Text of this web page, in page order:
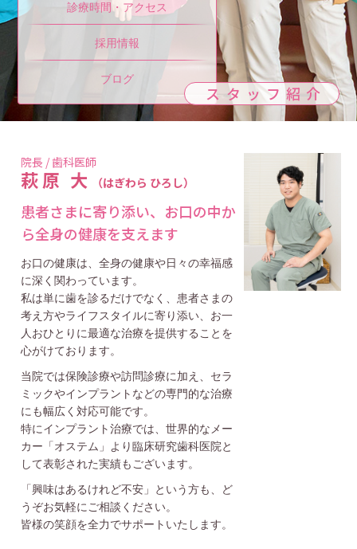
診療時間・アクセス
採用情報
ブログ
スタッフ紹介
院長 / 歯科医師
萩原 大 （はぎわら ひろし）
患者さまに寄り添い、お口の中か
ら全身の健康を支えます
お口の健康は、全身の健康や日々の幸福感
に深く関わっています。
私は単に歯を診るだけでなく、患者さまの
考え方やライフスタイルに寄り添い、お一
人おひとりに最適な治療を提供することを
心がけております。
当院では保険診療や訪問診療に加え、セラ
ミックやインプラントなどの専門的な治療
にも幅広く対応可能です。
特にインプラント治療では、世界的なメー
カー「オステム」より臨床研究歯科医院と
して表彰された実績もございます。
「興味はあるけれど不安」という方も、ど
うぞお気軽にご相談ください。
皆様の笑顔を全力でサポートいたします。